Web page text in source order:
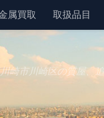
属買取 取扱品目
崎市川崎区の質屋、